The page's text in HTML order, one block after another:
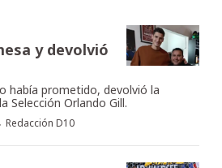
y devolvió
había prometido, devolvió la
Selección Orlando Gill.
· Redacción D10